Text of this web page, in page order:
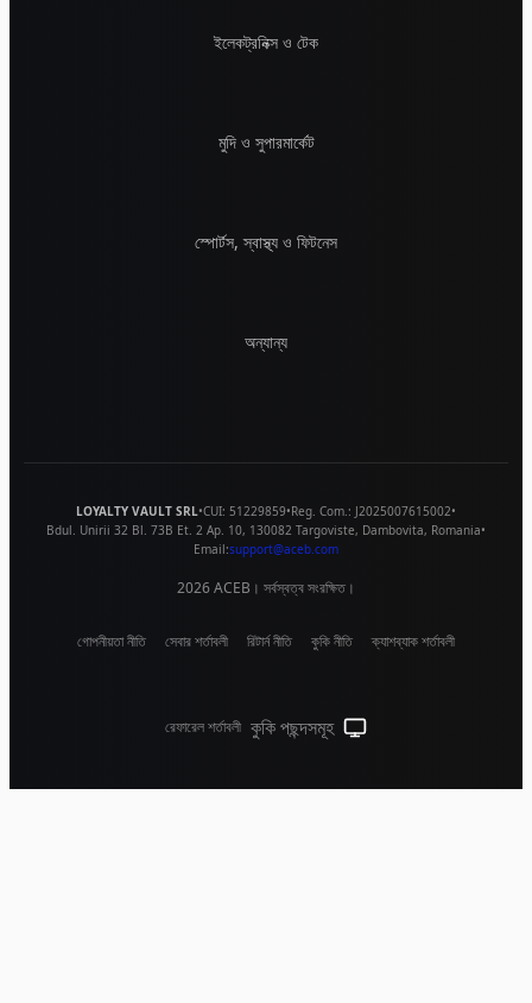
ইলেকট্রনিক্স ও টেক
মুদি ও সুপারমার্কেট
স্পোর্টস, স্বাস্থ্য ও ফিটনেস
অন্যান্য
LOYALTY VAULT SRL•CUI: 51229859•Reg. Com.: J2025007615002•
Bdul. Unirii 32 Bl. 73B Et. 2 Ap. 10, 130082 Targoviste, Dambovita, Romania•
Email:support@aceb.com
2026ACEB। সর্বস্বত্ব সংরক্ষিত।
গোপনীয়তা নীতি সেবার শর্তাবলী রিটার্ন নীতি কুকি নীতি ক্যাশব্যাক শর্তাবলী
রেফারেল শর্তাবলী কুকি পছন্দসমূহ সিস্টেম থিম (লাইটের জন্য ক্লিক